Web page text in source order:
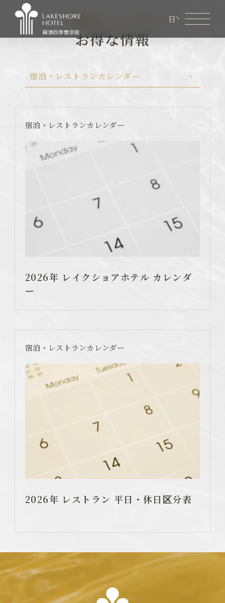
日
最新ニュース
お得な情報
宿泊・レストランカレンダー
宿泊・レストランカレンダー
宿泊・レストランカレンダー
2026年 レイクショアホテル カレンダ
ー
宿泊・レストランカレンダー
2026年 レストラン 平日・休日区分表
レイクショアについて
ビジネスミーティング
施設案内
レイクショアブランチ ビュッフェ
周辺観光
よくあるご質問
お問い合わせ
お客様の声